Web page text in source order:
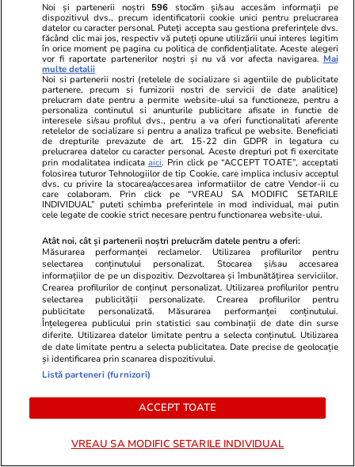
vânzare. Dezvoltatorul este
asociat în piață cu un alt proiect
de anvergură
meci din
ULTIMELE ȘTIRI
Ştiri 15:25
Vine un „Super El Niño” istoric și temperaturile
în Pacific vor crește cu peste 3,5 grade Celsius
Știri Externe 15:13
A plătit 3.700 de euro, după ce a făcut
accident la 110 km/h, pe autostradă: mașina
nu a frânat singură, dar legea l-a scos vinovat
Stiri Mondene
Cum arată și cât costă proprietatea. „Este la 5
Noi și partenerii noștri 596 stocăm și/sau accesăm informații pe
dispozitivul dvs., precum identificatorii cookie unici pentru prelucrarea
datelor cu caracter personal. Puteți accepta sau gestiona preferințele dvs.
făcând clic mai jos, respectiv vă puteți opune utilizării unui interes legitim
în orice moment pe pagina cu politica de confidențialitate. Aceste alegeri
vor fi raportate partenerilor noștri și nu vă vor afecta navigarea. Mai
multe detalii
Noi si partenerii nostri (retelele de socializare si agentiile de publicitate
partenere, precum si furnizorii nostri de servicii de date analitice)
prelucram date pentru a permite website-ului sa functioneze, pentru a
personaliza continutul si anunturile publicitare afisate in functie de
interesele si/sau profilul dvs., pentru a va oferi functionalitati aferente
retelelor de socializare si pentru a analiza traficul pe website. Beneficiati
de drepturile prevazute de art. 15-22 din GDPR in legatura cu
prelucrarea datelor cu caracter personal. Aceste drepturi pot fi exercitate
prin modalitatea indicataaici. Prin click pe “ACCEPT TOATE”, acceptati
folosirea tuturor Tehnologiilor de tip Cookie, care implica inclusiv acceptul
dvs. cu privire la stocarea/accesarea informatiilor de catre Vendor-ii cu
care colaboram. Prin click pe “VREAU SA MODIFIC SETARILE
INDIVIDUAL” puteti schimba preferintele in mod individual, mai putin
cele legate de cookie strict necesare pentru functionarea website-ului.
Atât noi, cât și partenerii noștri prelucrăm datele pentru a oferi:
Măsurarea performanței reclamelor. Utilizarea profilurilor pentru
selectarea conținutului personalizat. Stocarea și/sau accesarea
informațiilor de pe un dispozitiv. Dezvoltarea și îmbunătățirea serviciilor.
Crearea profilurilor de conținut personalizat. Utilizarea profilurilor pentru
selectarea publicității personalizate. Crearea profilurilor pentru
publicitate personalizată. Măsurarea performanței conținutului.
Înțelegerea publicului prin statistici sau combinații de date din surse
diferite. Utilizarea datelor limitate pentru a selecta conținutul. Utilizarea
de date limitate pentru a selecta publicitatea. Date precise de geolocație
și identificarea prin scanarea dispozitivului.
Listă parteneri (furnizori)
ACCEPT TOATE
VREAU SA MODIFIC SETARILE INDIVIDUAL